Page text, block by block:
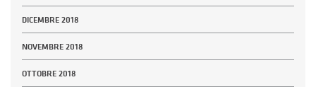
DICEMBRE 2018
NOVEMBRE 2018
OTTOBRE 2018